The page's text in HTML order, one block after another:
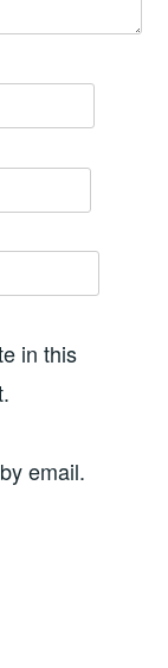
in this
email.